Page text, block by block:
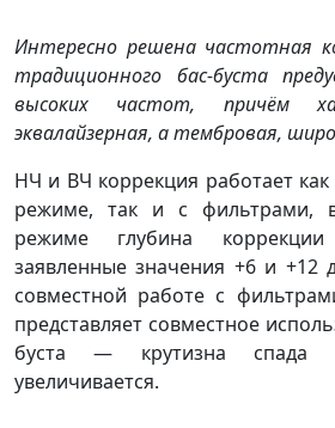
Интересно решена частотная
традиционного бас-буста
высоких частот, причём
эквалайзерная, а тембровая,
НЧ и ВЧ коррекция работает
режиме, так и с фильтрами,
режиме глубина
заявленные значения +6 и +12
совместной работе с
представляет совместное
буста — крутизна спада
увеличивается.